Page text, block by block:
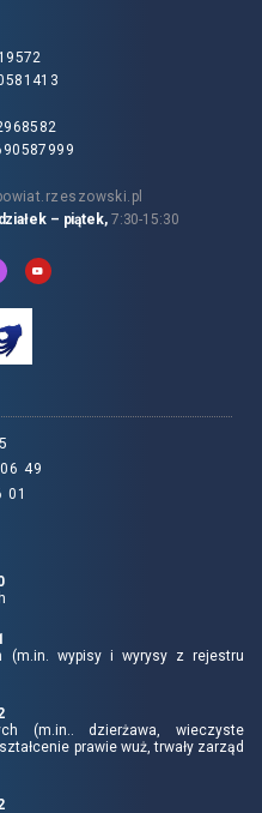
– piątek, 7:30-15:30
49
01
(m.in. wypisy i wyrysy z rejestru
(m.in.. dzierżawa, wieczyste
prawie wuż, trwały zarząd